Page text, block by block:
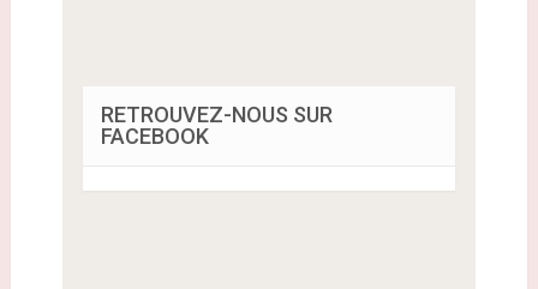
RETROUVEZ-NOUS SUR
FACEBOOK